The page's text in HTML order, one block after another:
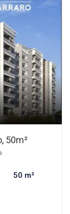
50m²
50 m²